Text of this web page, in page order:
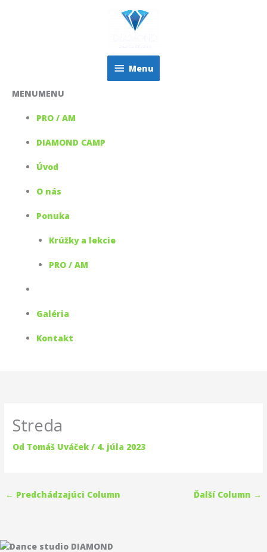
Menu
Menu
MENUMENU
PRO / AM
DIAMOND CAMP
Úvod
O nás
Ponuka
Krúžky a lekcie
PRO / AM
Galéria
Kontakt
Streda
Od Tomáš Uváček/ 4. júla 2023
← Predchádzajúci Column Ďalší Column →